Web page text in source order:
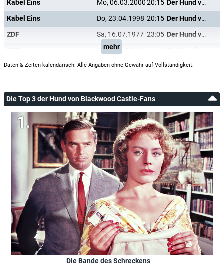
Kabel Eins
Mo, 06.03.200020:15
Der Hund von Blackwood Castle
Kabel Eins
Do, 23.04.1998 20:15
Der Hund von Blackwood Castle
ZDF
Sa, 16.07.1977 23:05
Der Hund von Blackwood Castle
Fr, 18.01.1974
mehr
Daten & Zeiten kalendarisch. Alle Angaben ohne Gewähr auf Vollständigkeit.
Die Top 3 der Hund von Blackwood Castle-Fans
Die Bande des Schreckens